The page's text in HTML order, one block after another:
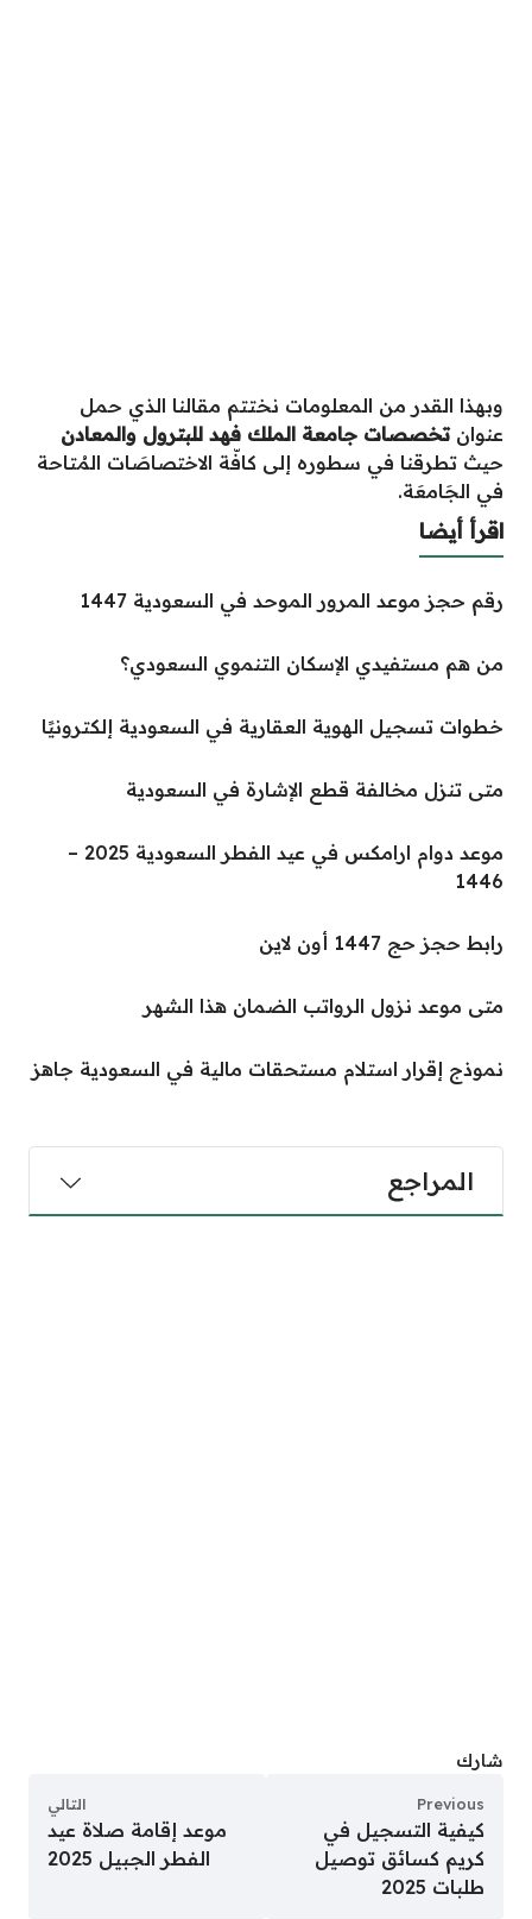
وبهذا القدر من المعلومات نختتم مقالنا الذي حمل
عنوانتخصصات جامعة الملك فهد للبترول والمعادن
حيث تطرقنا في سطوره إلى كافّة الاختصاصَات المُتاحة
في الجَامعَة.
اقرأ أيضا
رقم حجز موعد المرور الموحد في السعودية 1447
من هم مستفيدي الإسكان التنموي السعودي؟
خطوات تسجيل الهوية العقارية في السعودية إلكترونيًا
متى تنزل مخالفة قطع الإشارة في السعودية
موعد دوام ارامكس في عيد الفطر السعودية 2025 –
1446
رابط حجز حج 1447 أون لاين
متى موعد نزول الرواتب الضمان هذا الشهر
نموذج إقرار استلام مستحقات مالية في السعودية جاهز
المراجع
شارك
Previous
كيفية التسجيل في
كريم كسائق توصيل
طلبات 2025
التالي
موعد إقامة صلاة عيد
الفطر الجبيل 2025